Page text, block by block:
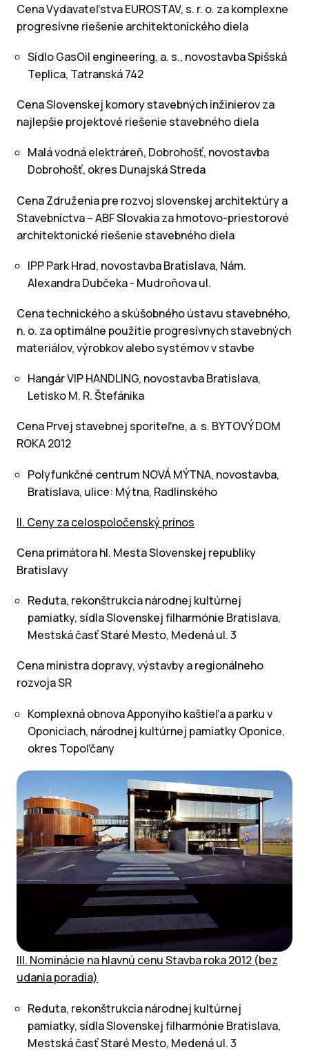
Cena Vydavateľstva EUROSTAV, s. r. o. za komplexne
progresívne riešenie architektonického diela
Sídlo GasOil engineering, a. s., novostavba Spišská
Teplica, Tatranská 742
Cena Slovenskej komory stavebných inžinierov za
najlepšie projektové riešenie stavebného diela
Malá vodná elektráreň, Dobrohošť, novostavba
Dobrohošť, okres Dunajská Streda
Cena Združenia pre rozvoj slovenskej architektúry a
Stavebníctva – ABF Slovakia za hmotovo-priestorové
architektonické riešenie stavebného diela
IPP Park Hrad, novostavba Bratislava, Nám.
Alexandra Dubčeka - Mudroňova ul.
Cena technického a skúšobného ústavu stavebného,
n. o. za optimálne použitie progresívnych stavebných
materiálov, výrobkov alebo systémov v stavbe
Hangár VIP HANDLING, novostavba Bratislava,
Letisko M. R. Štefánika
Cena Prvej stavebnej sporiteľne, a. s. BYTOVÝ DOM
ROKA 2012
Polyfunkčné centrum NOVÁ MÝTNA, novostavba,
Bratislava, ulice: Mýtna, Radlinského
II. Ceny za celospoločenský prínos
Cena primátora hl. Mesta Slovenskej republiky
Bratislavy
Reduta, rekonštrukcia národnej kultúrnej
pamiatky, sídla Slovenskej filharmónie Bratislava,
Mestská časť Staré Mesto, Medená ul. 3
Cena ministra dopravy, výstavby a regionálneho
rozvoja SR
Komplexná obnova Apponyiho kaštieľa a parku v
Oponiciach, národnej kultúrnej pamiatky Oponice,
okres Topoľčany
III. Nominácie na hlavnú cenu Stavba roka 2012 (bez
udania poradia)
Reduta, rekonštrukcia národnej kultúrnej
pamiatky, sídla Slovenskej filharmónie Bratislava,
Mestská časť Staré Mesto, Medená ul. 3